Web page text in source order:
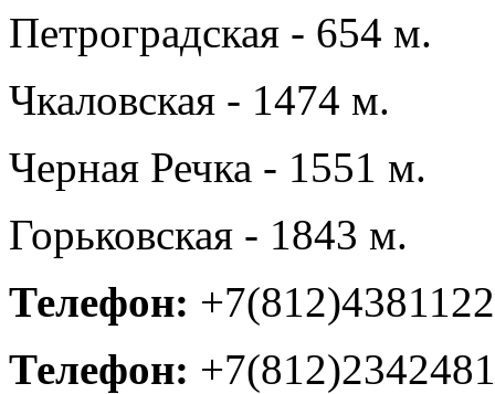
Петроградская - 654 м.
Чкаловская - 1474 м.
Черная Речка - 1551 м.
Горьковская - 1843 м.
Телефон: +7(812)4381122
Телефон: +7(812)2342481